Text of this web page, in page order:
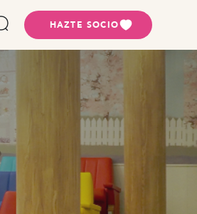
HAZTE SOCIO